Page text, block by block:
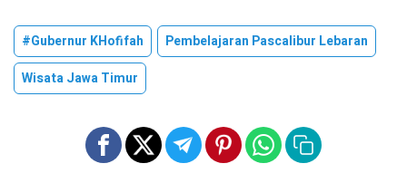
#Gubernur KHofifah
Pembelajaran Pascalibur Lebaran
Wisata Jawa Timur